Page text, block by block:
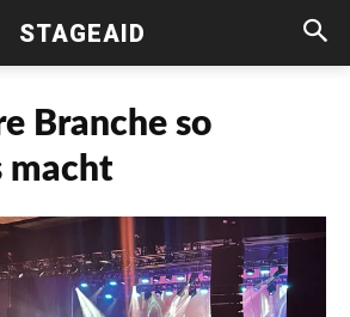
STAGEAID
Branche so
macht